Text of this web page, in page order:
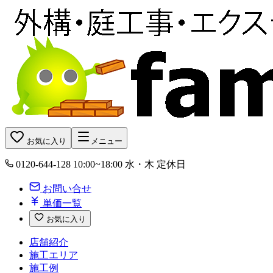
お気に入り メニュー
0120-644-128 10:00~18:00 水・木 定休日
お問い合せ
単価一覧
お気に入り
店舗紹介
施工エリア
施工例